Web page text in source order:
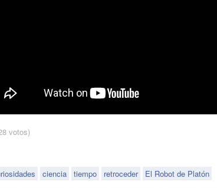
votos)
ciencia tiempo retroceder El Robot de Platón